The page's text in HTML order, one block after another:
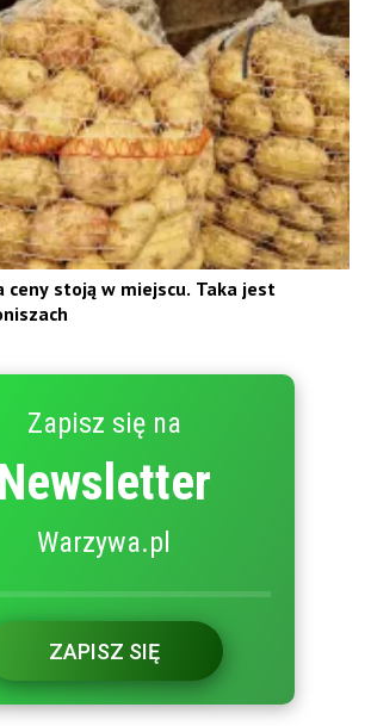
ceny stoją w miejscu. Taka jest
Zapisz się na
Newsletter
Warzywa.pl
ZAPISZ SIĘ